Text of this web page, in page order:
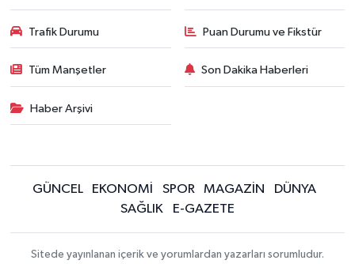
Trafik Durumu Puan Durumu ve Fikstür
Tüm Manşetler Son Dakika Haberleri
Haber Arşivi
GÜNCEL EKONOMİ SPOR MAGAZİN
DÜNYA
SAĞLIK
E-GAZETE
Sitede yayınlanan içerik ve yorumlardan yazarları sorumludur.